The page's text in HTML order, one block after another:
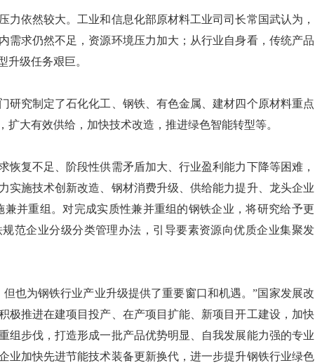
依然较大。工业和信息化部原材料工业司司长常国武认为，
需求仍然不足，资源环境压力加大；从行业自身看，传统产品
升级任务艰巨。
究制定了石化化工、钢铁、有色金属、建材四个原材料重点
大有效供给，加快技术改造，推进绿色智能转型等。
复不足、阶段性供需矛盾加大、行业盈利能力下降等困难，
实施技术创新改造、钢材消费升级、供给能力提升、龙头企业
并重组。对完成实质性兼并重组的钢铁企业，将研究给予更
范企业分级分类管理办法，引导要素资源向优质企业集聚发
为钢铁行业产业升级提供了重要窗口和机遇。”国家发展改
极推进在建项目投产、在产项目扩能、新项目开工建设，加快
组步伐，打造形成一批产品优势明显、自我发展能力强的专业
业加快先进节能技术装备更新换代，进一步提升钢铁行业绿色